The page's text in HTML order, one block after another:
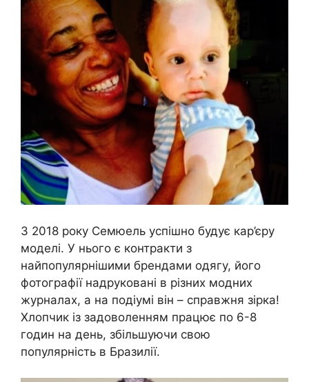
З 2018 року Семюель успішно будує кар’єру
моделі. У нього є контракти з
найпопулярнішими брендами одягу, його
фотографії надруковані в різних модних
журналах, а на подіумі він – справжня зірка!
Хлопчик із задоволенням працює по 6-8
годин на день, збільшуючи свою
популярність в Бразилії.